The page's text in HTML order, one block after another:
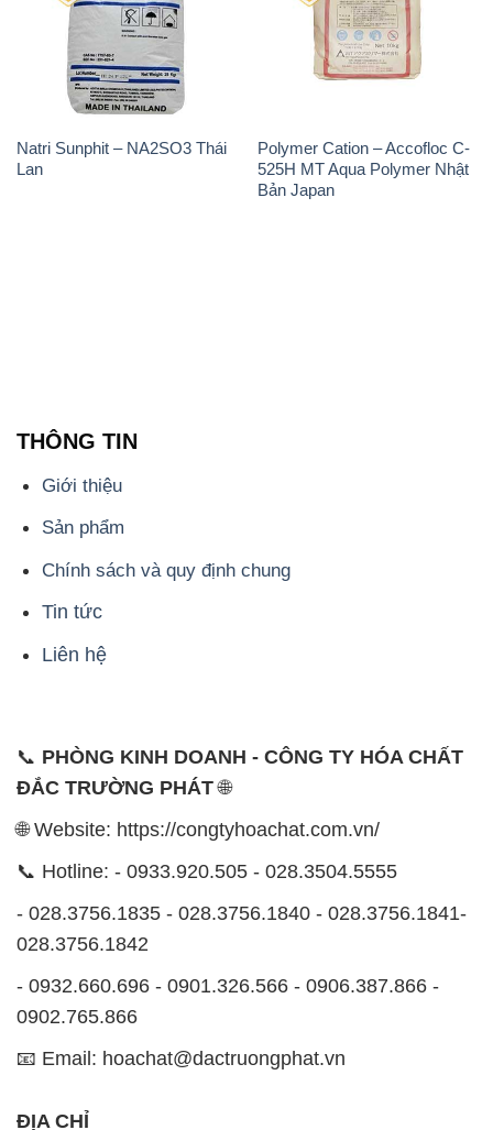
Natri Sunphit – NA2SO3 Thái
Lan
Polymer Cation – Accofloc C-
525H MT Aqua Polymer Nhật
Bản Japan
THÔNG TIN
Giới thiệu
Sản phẩm
Chính sách và quy định chung
Tin tức
Liên hệ
📞 PHÒNG KINH DOANH - CÔNG TY HÓA CHẤT
ĐẮC TRƯỜNG PHÁT🌐
🌐 Website: https://congtyhoachat.com.vn/
📞 Hotline: - 0933.920.505 - 028.3504.5555
- 028.3756.1835 - 028.3756.1840 - 028.3756.1841-
028.3756.1842
- 0932.660.696 - 0901.326.566 - 0906.387.866 -
0902.765.866
📧 Email: hoachat@dactruongphat.vn
ĐỊA CHỈ